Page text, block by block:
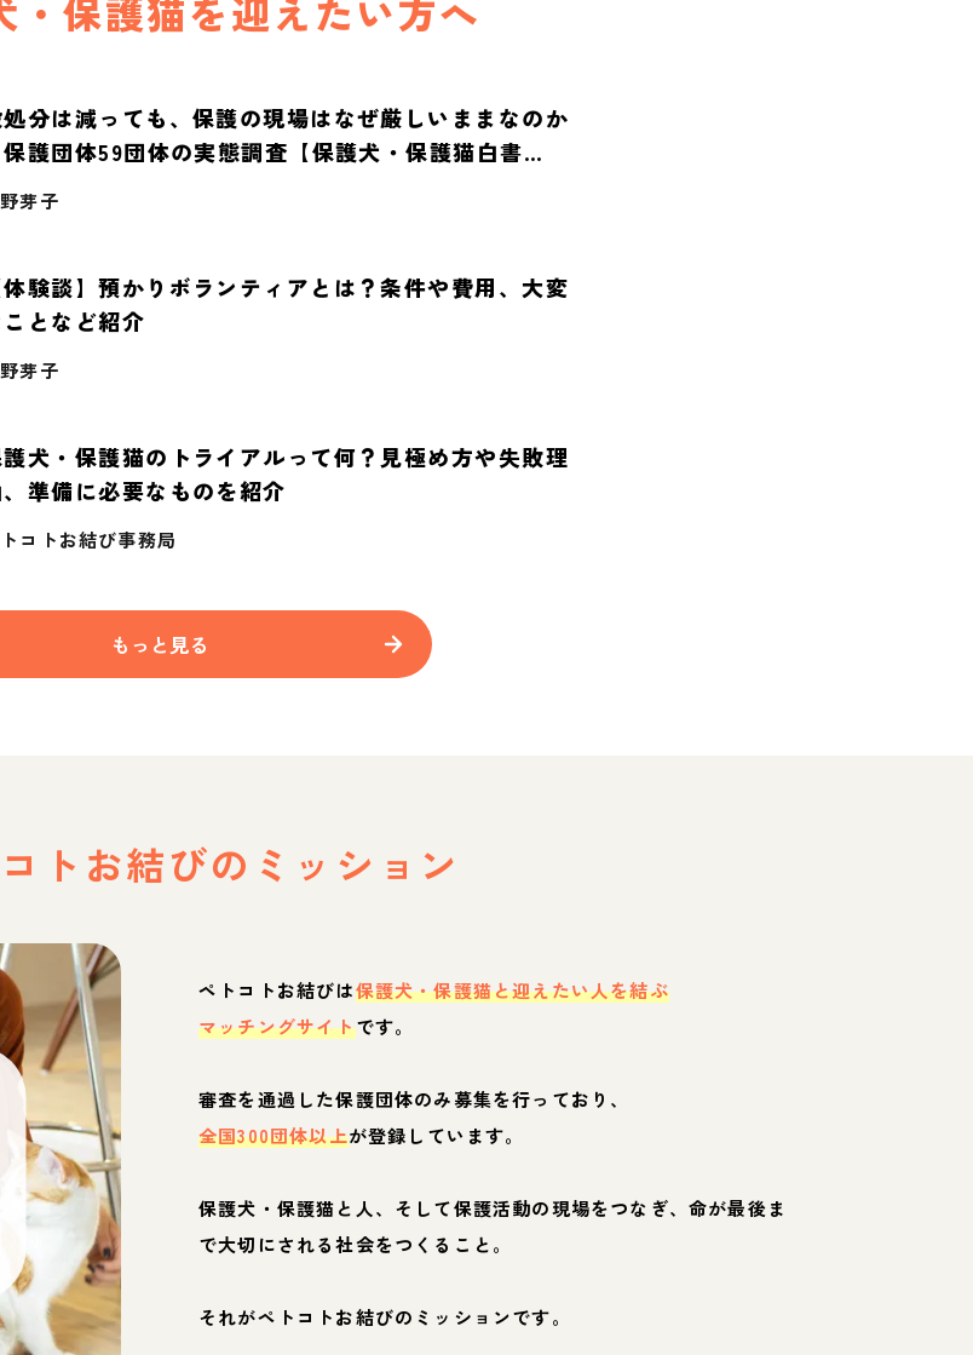
・保護猫を迎えたい方へ
分は減っても、保護の現場はなぜ厳しいままなのか
保護団体59団体の実態調査【保護犬・保護猫白書
】
芽子
体験談】預かりボランティアとは？条件や費用、大変
となど紹介
芽子
犬・保護猫のトライアルって何？見極め方や失敗理
、準備に必要なものを紹介
コトお結び事務局
もっと見る
トお結びの ミッション
ペトコトお結びは保護犬・保護猫と迎えたい人を結ぶ
マッチングサイトです。
審査を通過した保護団体のみ募集を行っており、
全国300団体以上が登録しています。
保護犬・保護猫と人、そして保護活動の現場をつなぎ、命が最後ま
で大切にされる社会をつくること。
それがペトコトお結びのミッションです。